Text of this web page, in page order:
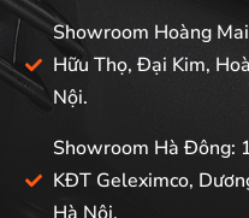
Showroom Hoàng
Hữu Thọ, Đại Kim,
Nội.
Showroom Hà Đông:
KĐT Geleximco,